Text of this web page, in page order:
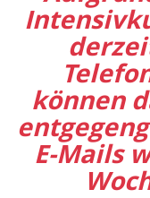
können
E-Mails